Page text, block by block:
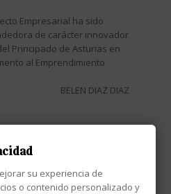
Empresarial ha sido
de carácter innovador
Principado de Asturias en
al Emprendimiento
BELEN DIAZ DIAZ
su experiencia de
o contenido personalizado y